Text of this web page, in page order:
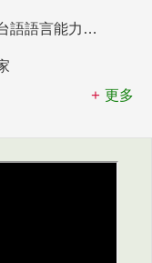
臺灣台語語言能力認證網站
更多